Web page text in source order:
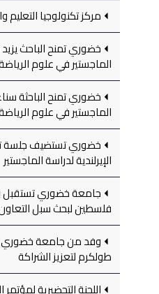
مركز تكنولوجيا التعليم
خضوري تمنح الباحث
الماجستير في علوم
خضوري تمنح الباحثة
الماجستير في علوم
خضوري تستضيف جلسة
الإيرلندية لدراسة الماجستير
جامعة خضوري تستقبل
فلسطين لبحث سبل
وفد من جامعة خضوري
طولكرم لتعزيز الشراكة
اللجنة التحضيرية